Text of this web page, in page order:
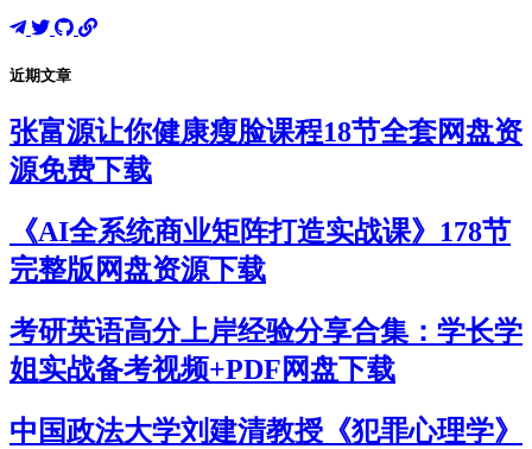
近期文章
张富源让你健康瘦脸课程18节全套网盘资
源免费下载
《AI全系统商业矩阵打造实战课》178节
完整版网盘资源下载
考研英语高分上岸经验分享合集：学长学
姐实战备考视频+PDF网盘下载
中国政法大学刘建清教授《犯罪心理学》